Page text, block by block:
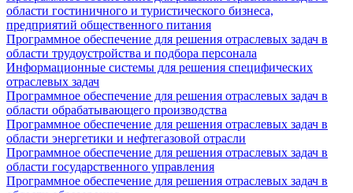
области гостиничного и туристического бизнеса,
предприятий общественного питания
Программное обеспечение для решения отраслевых задач в
области трудоустройства и подбора персонала
Информационные системы для решения специфических
отраслевых задач
Программное обеспечение для решения отраслевых задач в
области обрабатывающего производства
Программное обеспечение для решения отраслевых задач в
области энергетики и нефтегазовой отрасли
Программное обеспечение для решения отраслевых задач в
области государственного управления
Программное обеспечение для решения отраслевых задач в